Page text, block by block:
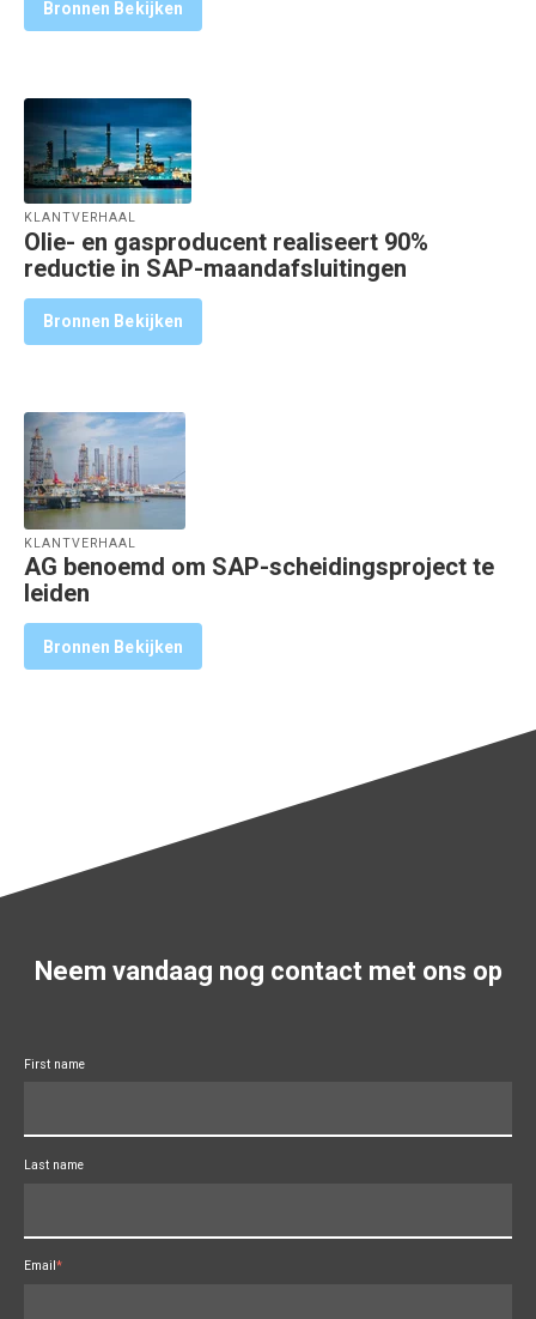
Bronnen Bekijken
KLANTVERHAAL
Olie- en gasproducent realiseert 90%
reductie in SAP-maandafsluitingen
Bronnen Bekijken
KLANTVERHAAL
AG benoemd om SAP-scheidingsproject te
leiden
Bronnen Bekijken
Neem vandaag nog contact met ons op
First name
Last name
Email *